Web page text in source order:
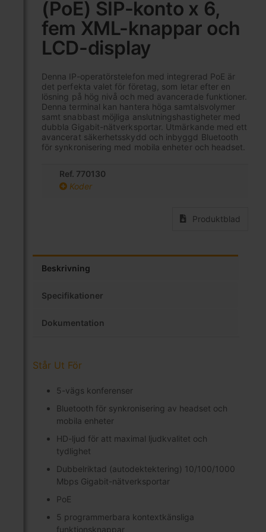
(PoE) SIP-konto x 6,
fem XML-knappar och
LCD-display
Denna IP-operatörstelefon med integrerad PoE är
det perfekta valet för företag, som letar efter en
lösning på hög nivå och med avancerade funktioner.
Denna terminal kan hantera höga samtalsvolymer
samt snabbast möjliga anslutningshastigheter med
dubbla Gigabit-nätverksportar. Utmärkande med ett
avancerat säkerhetsskydd och inbyggd Bluetooth
för synkronisering med mobila enheter och headset.
Ref. 770130
Koder
Produktblad
av
bildgalleriet
Beskrivning
Specifikationer
Dokumentation
Står Ut För
5-vägs konferenser
Bluetooth för synkronisering av headset och
mobila enheter
HD-ljud för att maximal ljudkvalitet och
tydlighet
Dubbelriktad (autodektektering) 10/100/1000
Mbps Gigabit-nätverksportar
PoE
5 programmerbara kontextkänsliga
funktionsknappar